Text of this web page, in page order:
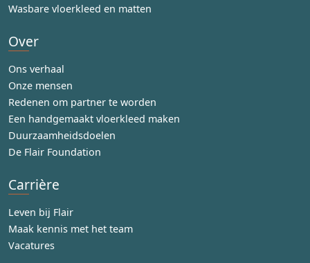
Wasbare vloerkleed en matten
Over
Ons verhaal
Onze mensen
Redenen om partner te worden
Een handgemaakt vloerkleed maken
Duurzaamheidsdoelen
De Flair Foundation
Carrière
Leven bij Flair
Maak kennis met het team
Vacatures